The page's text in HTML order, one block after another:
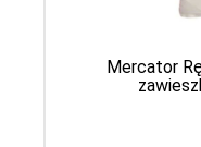
Mercator